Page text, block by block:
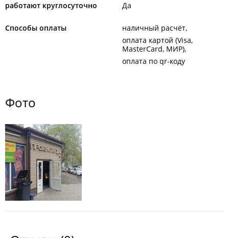
работают круглосуточно Да
Способы оплаты
наличный расчёт
оплата картой (Visa,
MasterCard, МИР)
оплата по qr-коду
Фото